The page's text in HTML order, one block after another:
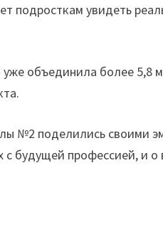
подросткам увидеть
объединила более 5,8
№2 поделились своими
будущей профессией, и